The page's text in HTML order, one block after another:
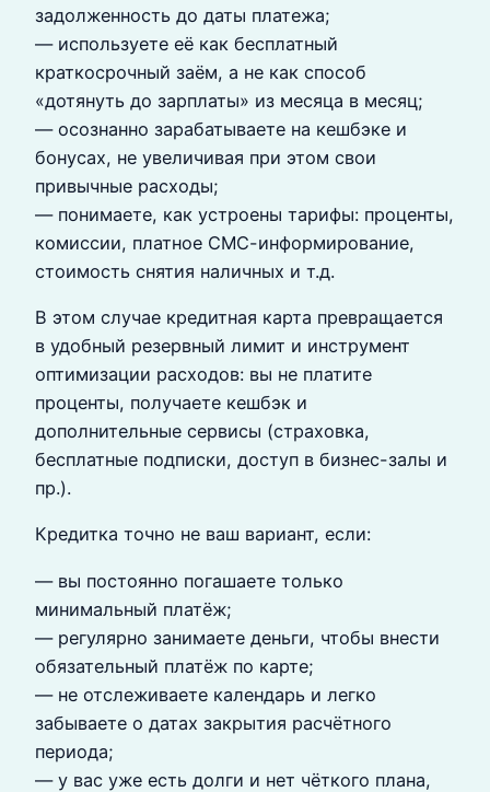
задолженность до даты платежа;
— используете её как бесплатный
краткосрочный заём, а не как способ
«дотянуть до зарплаты» из месяца в месяц;
— осознанно зарабатываете на кешбэке и
бонусах, не увеличивая при этом свои
привычные расходы;
— понимаете, как устроены тарифы: проценты,
комиссии, платное СМС-информирование,
стоимость снятия наличных и т.д.
В этом случае кредитная карта превращается
в удобный резервный лимит и инструмент
оптимизации расходов: вы не платите
проценты, получаете кешбэк и
дополнительные сервисы (страховка,
бесплатные подписки, доступ в бизнес-залы и
пр.).
Кредитка точно не ваш вариант, если:
— вы постоянно погашаете только
минимальный платёж;
— регулярно занимаете деньги, чтобы внести
обязательный платёж по карте;
— не отслеживаете календарь и легко
забываете о датах закрытия расчётного
периода;
— у вас уже есть долги и нет чёткого плана,